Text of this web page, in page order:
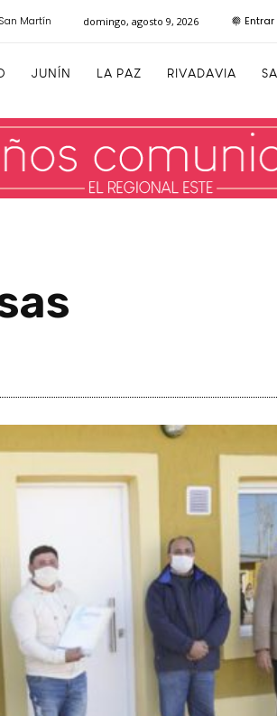
San Martín domingo, agosto 9, 2026 Entrar
JUNÍN LA PAZ RIVADAVIA